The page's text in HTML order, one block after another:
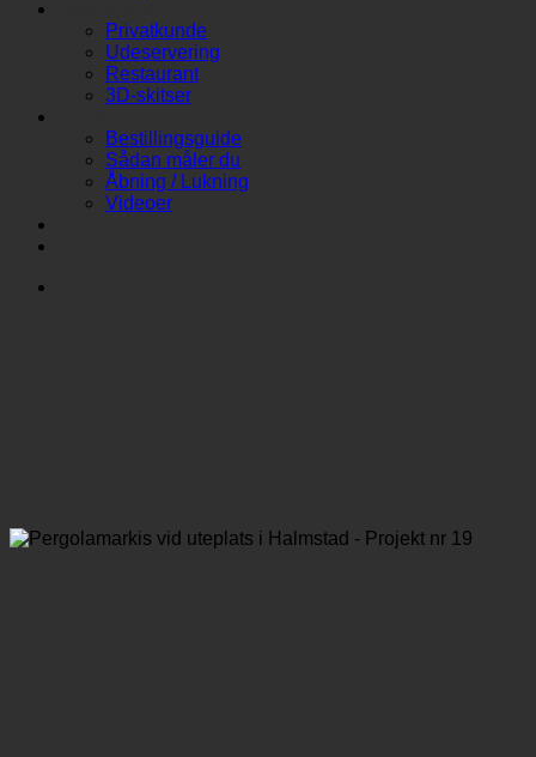
Privatkunde
Udeservering
Restaurant
3D-skitser
Bestillingsguide
Sådan måler du
Åbning / Lukning
Videoer